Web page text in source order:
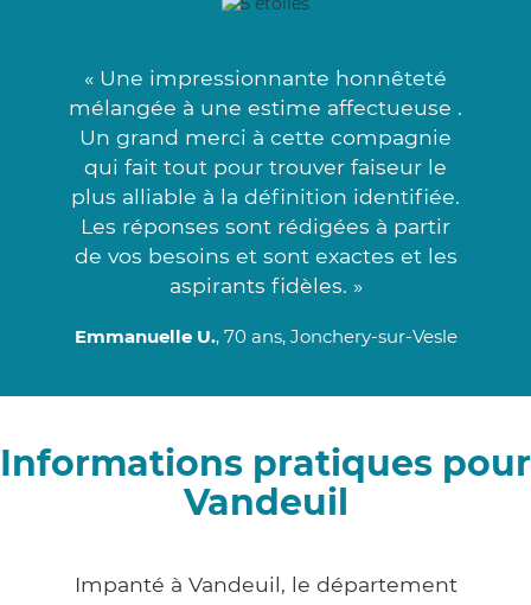
« Une impressionnante honnêteté
mélangée à une estime affectueuse .
Un grand merci à cette compagnie
qui fait tout pour trouver faiseur le
plus alliable à la définition identifiée.
Les réponses sont rédigées à partir
de vos besoins et sont exactes et les
aspirants fidèles. »
Emmanuelle U., 70 ans, Jonchery-sur-Vesle
Informations pratiques pour
Vandeuil
Impanté à Vandeuil, le département